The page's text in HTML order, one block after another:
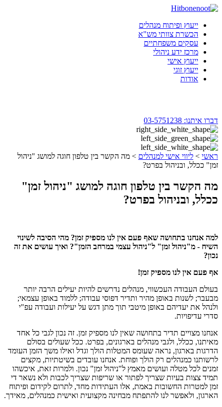
Skip
contentייעוץ ופיתוח מנהלים
הכשרת צוותי מש"א
עסקים משפחתיים
מרכז ידע ניהולי
ייעוץ אישי
ייעוץ זוגי
אודות
דברו איתנו: 03-5751238
ראשי > ליווי אישי למנהלים > מה הקשר בין טלפון חוגה למושג "ניהול
זמן" ככלל, ובניהול בפרט?
מה הקשר בין טלפון חוגה למושג "ניהול זמן"
ככלל, ובניהול בפרט?
למה אנחנו בתחושה שאף פעם אין לנו מספיק זמן? מהי הסיבה לשינוי
השיח - מ"ניהול זמן" ל"ניהול עצמי במרחב הזמן"? ואיך עושים את זה
נכון?
אף פעם אין לנו מספיק זמן!
בעולם העבודה העכשווי, מנהלים נדרשים להיות יעילים הרבה יותר
מבעבר; לשנות באופן מהיר ותדיר דפוסי עבודה; ללמוד באופן עצמאי;
ולנהל את יעדיהם באופן מיטבי תוך מתן דגש על יעילות ועבודה עפ"י
סדרי עדיפויות.
אנחנו מצויים תדיר בתחושה שאין לנו מספיק זמן. זה נכון לגבי כל אחד
מאיתנו, ככלל, ולגבי מנהלים בארגונים, בפרט. ככל שעולים בסולם
הדרגות בארגון, נראה שעומס המטלות הולך וגדל ואילו משך הזמן העומד
לרשותנו כמנהלים רק הולך ופוחת. אנחנו עובדים בשיטתיות, מקצים
זמנים לכל מטלה ועושים מאמץ ל"ניהול זמן" נכון. ולמרות זאת, איכשהו
תמיד צצות בעיות שצריך לפתור או שריפות שצריך לכבות ולא נשאר די
זמן למטרות החשובות באמת, אלו העתידות מחד, לתרום לקידום ופיתוח
הארגון, ולאפשר לנו להתפתח מבחינה מקצועית ואישית כמנהלים, מאידך.